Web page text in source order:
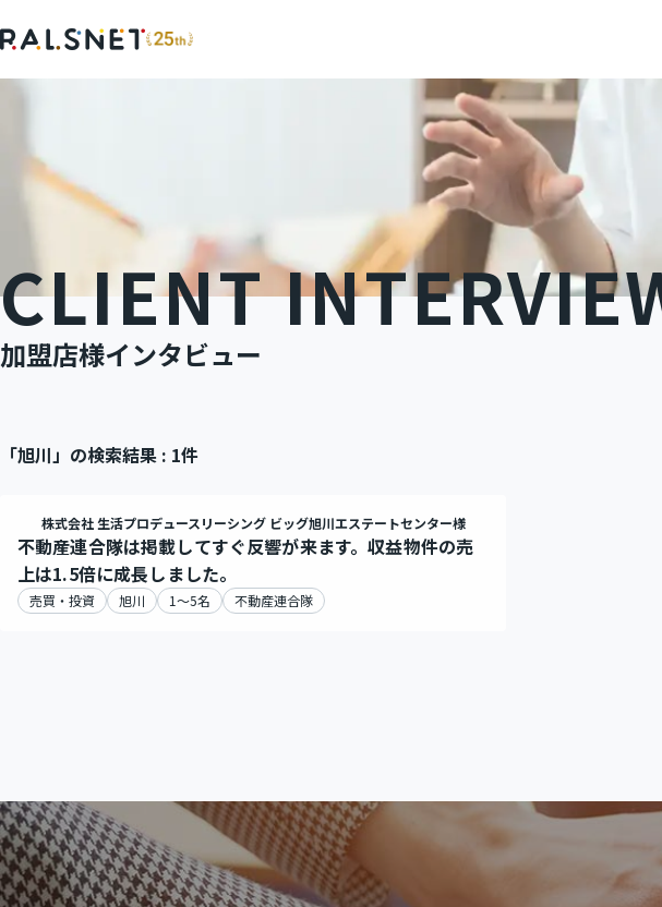
SERVICE
サービス
ポータルサイト『不動産連合隊』 不動産ホームペー
COMPANY
企業情報
会社概要 トップメッセ
加盟店様インタビュー
CLIENT
「旭川」の検索結果 : 1件
株式会社 生活プロデュースリーシング ビッグ旭川エステートセンター様
不動産連合隊は掲載してすぐ反響が来ます。収益物件の売
上は1.5倍に成長しました。
売買・投資 旭川 1～5名 不動産連合隊